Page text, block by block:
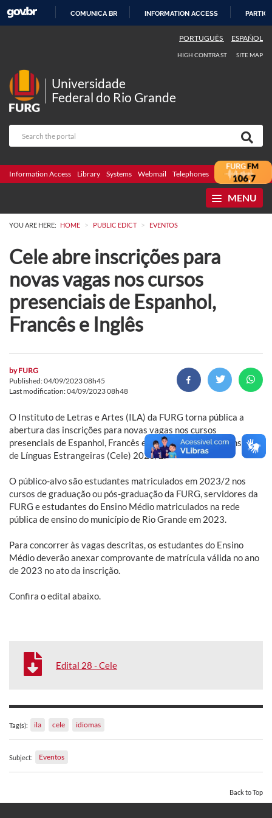
COMUNICA BR INFORMATION ACCESS
PORTUGUÊS ESPAÑOL
HIGH CONTRAST SITE MAP
Universidade
Federal do Rio Grande
Information Access Library Systems Webmail Telephones Bidding
MENU
YOU ARE HERE: HOME > PUBLIC EDICT > EVENTOS
Cele abre inscrições para
novas vagas nos cursos
presenciais de Espanhol,
Francês e Inglês
byFURG
Published: 04/09/2023 08h45
Last modification: 04/09/2023 08h48
O Instituto de Letras e Artes (ILA) da FURG torna pública a
abertura das inscrições para novas vagas nos cursos
presenciais de Espanhol, Francês e Inglês do Centro de Ensino
de Línguas Estrangeiras (Cele) 2023/2.
O público-alvo são estudantes matriculados em 2023/2 nos
cursos de graduação ou pós-graduação da FURG, servidores da
FURG e estudantes do Ensino Médio matriculados na rede
pública de ensino do município de Rio Grande em 2023.
Para concorrer às vagas descritas, os estudantes do Ensino
Médio deverão anexar comprovante de matrícula válida no ano
de 2023 no ato da inscrição.
Confira o edital abaixo.
Edital 28 - Cele
Tag(s): ila cele idiomas
Subject: Eventos
Back to Top